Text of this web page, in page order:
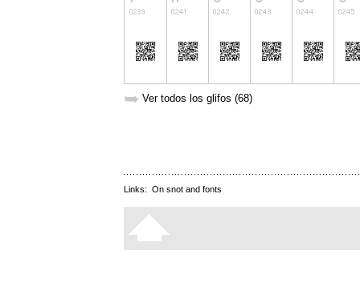
➥ Ver todos los glifos (68)
Links: On snot and fonts